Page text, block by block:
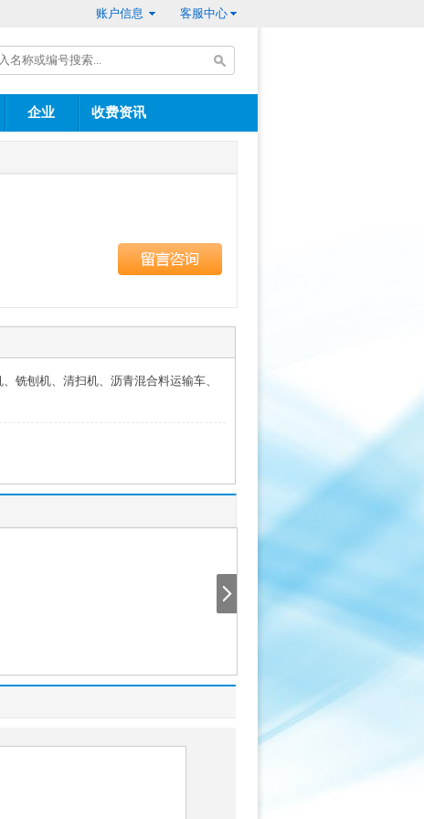
账户信息 客服中心
企业 收费资讯
铣刨机、清扫机、沥青混合料运输车、